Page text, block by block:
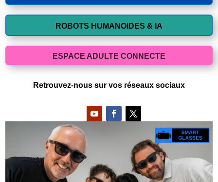
ROBOTS HUMANOIDES & IA
ESPACE ADULTE CONNECTE
Retrouvez-nous sur vos réseaux sociaux